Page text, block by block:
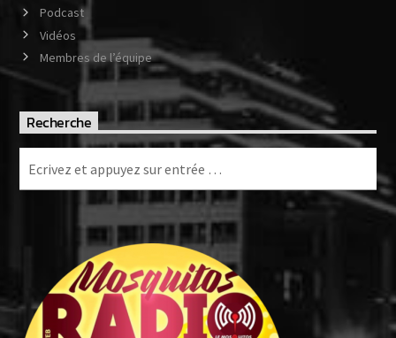
Podcast
Vidéos
Membres de l’équipe
Recherche